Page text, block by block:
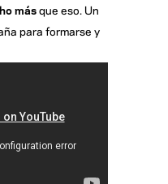
másque eso. Un
para formarse y